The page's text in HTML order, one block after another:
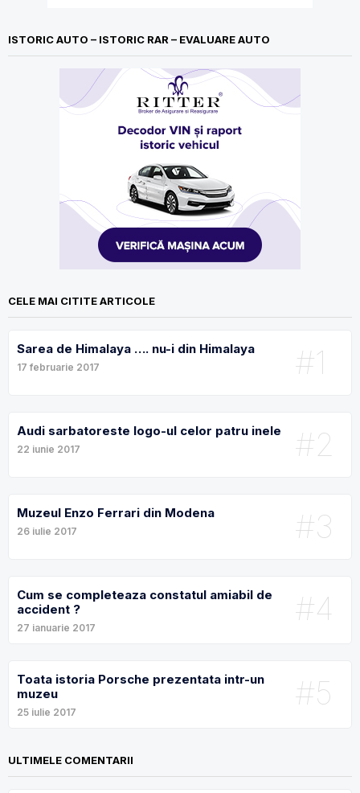
ISTORIC AUTO – ISTORIC RAR – EVALUARE AUTO
CELE MAI CITITE ARTICOLE
#1
Sarea de Himalaya …. nu-i din Himalaya
17 februarie 2017
#2
Audi sarbatoreste logo-ul celor patru inele
22 iunie 2017
#3
Muzeul Enzo Ferrari din Modena
26 iulie 2017
#4
Cum se completeaza constatul amiabil de
accident ?
27 ianuarie 2017
#5
Toata istoria Porsche prezentata intr-un
muzeu
25 iulie 2017
ULTIMELE COMENTARII